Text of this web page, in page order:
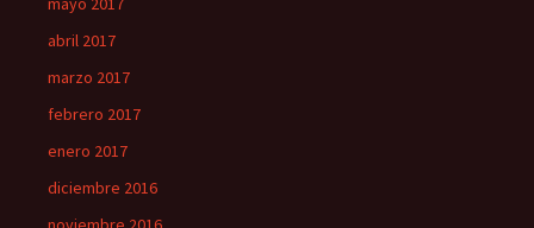
abril 2017
marzo 2017
febrero 2017
enero 2017
diciembre 2016